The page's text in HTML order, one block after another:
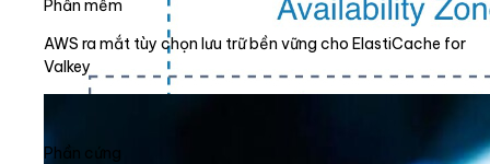
Phần mềm
AWS ra mắt tùy chọn lưu trữ bền vững cho ElastiCache for
Valkey
Phần cứng